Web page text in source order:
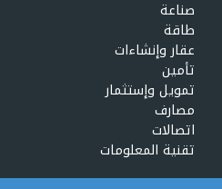
صناعة
طاقة
عقار وإنشاءات
تأمين
تمويل وإستثمار
مصارف
اتصالات
تقنية المعلومات